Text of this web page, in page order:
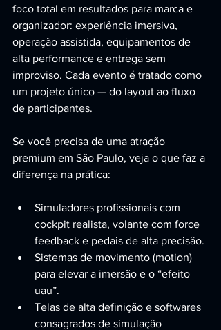
foco total em resultados para marca e
organizador: experiência imersiva,
operação assistida, equipamentos de
alta performance e entrega sem
improviso. Cada evento é tratado como
um projeto único — do layout ao fluxo
de participantes.
Se você precisa de uma atração
premium em São Paulo, veja o que faz a
diferença na prática:
Simuladores profissionais com
cockpit realista, volante com force
feedback e pedais de alta precisão.
Sistemas de movimento (motion)
para elevar a imersão e o “efeito
uau”.
Telas de alta definição e softwares
consagrados de simulação